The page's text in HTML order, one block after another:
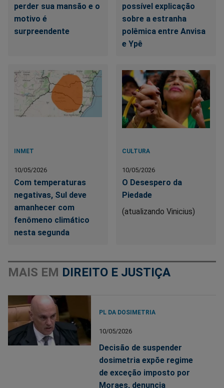
perder sua mansão e o
motivo é
surpreendente
possível explicação
sobre a estranha
polêmica entre Anvisa
e Ypê
INMET
10/05/2026
Com temperaturas
negativas, Sul deve
amanhecer com
fenômeno climático
nesta segunda
CULTURA
10/05/2026
O Desespero da
Piedade
(atualizando Vinicius)
MAIS EM DIREITO E JUSTIÇA
PL DA DOSIMETRIA
10/05/2026
Decisão de suspender
dosimetria expõe regime
de exceção imposto por
Moraes, denuncia